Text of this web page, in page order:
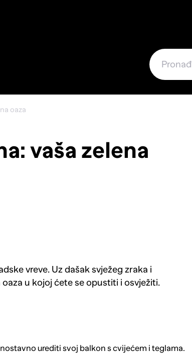
oaza
vaša zelena
vreve. Uz dašak svježeg zraka i
u kojoj ćete se opustiti i osvježiti.
urediti svoj balkon s cvijećem i teglama.